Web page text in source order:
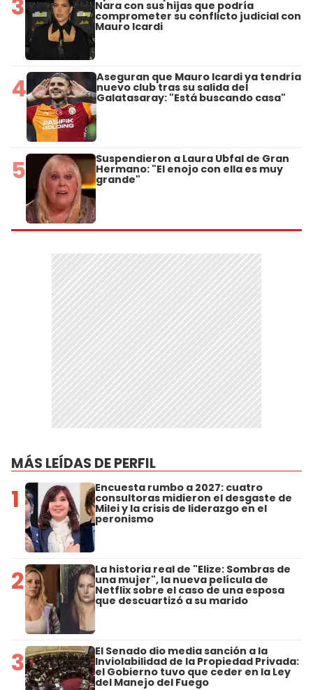
3 Nara con sus hijas que podría
comprometer su conflicto judicial con
Mauro Icardi
4 Aseguran que Mauro Icardi ya tendría
nuevo club tras su salida del
Galatasaray: "Está buscando casa"
5 Suspendieron a Laura Ubfal de Gran
Hermano: "El enojo con ella es muy
grande"
MÁS LEÍDAS DE PERFIL
1 Encuesta rumbo a 2027: cuatro
consultoras midieron el desgaste de
Milei y la crisis de liderazgo en el
peronismo
2 La historia real de "Elize: Sombras de
una mujer", la nueva película de
Netflix sobre el caso de una esposa
que descuartizó a su marido
3 El Senado dio media sanción a la
Inviolabilidad de la Propiedad Privada:
el Gobierno tuvo que ceder en la Ley
del Manejo del Fuego